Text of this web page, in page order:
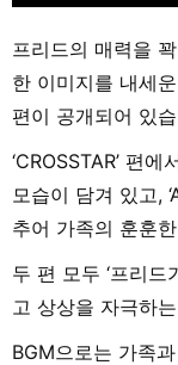
프리드의 매력을
한 이미지를 내세운
편이 공개되어 있
‘CROSSTAR’ 편
모습이 담겨 있고,
추어 가족의 훈훈
두 편 모두 ‘프리
고 상상을 자극하
BGM으로는 가족